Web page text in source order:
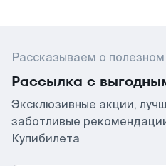
Рассказываем о
Рассылка с
Эксклюзивные акции,
заботливые
Купибилета